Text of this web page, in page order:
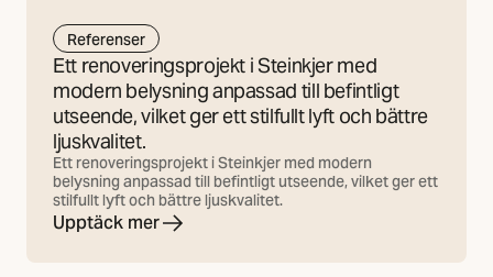
Referenser
Ett renoveringsprojekt i Steinkjer med
modern belysning anpassad till befintligt
utseende, vilket ger ett stilfullt lyft och bättre
ljuskvalitet.
Ett renoveringsprojekt i Steinkjer med modern
belysning anpassad till befintligt utseende, vilket ger ett
stilfullt lyft och bättre ljuskvalitet.
Upptäck mer